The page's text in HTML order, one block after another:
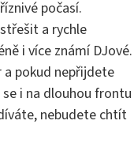
počasí.
a rychle
i více známí DJové.
a pokud nepřijdete
i na dlouhou frontu
nebudete chtít